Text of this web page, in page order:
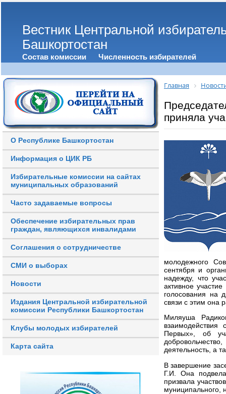
Вестник Центральной
Башкортостан
Состав комиссии Численность избирателей
О Республике Башкортостан
Информация о ЦИК РБ
Избирательные комиссии на сайтах
муниципальных образований
Часто задаваемые вопросы
Обеспечение избирательных прав
граждан, являющихся инвалидами
Соглашения о сотрудничестве
СМИ о выборах
Новости
Издания Центральной избирательной
комиссии Республики Башкортостан
Клубы молодых избирателей
Карта сайта
Главная
приняла
молодежного
сентября и
надежду, что
активное
голосования на
связи с этим она
Миляуша
Первых», об
деятельность, а
В завершение
Г.И. Она
призвала
муниципального,